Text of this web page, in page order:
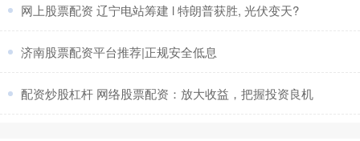
​网上股票配资 辽宁电站筹建 l 特朗普获胜, 光伏变天?
​济南股票配资平台推荐|正规安全低息
​配资炒股杠杆 网络股票配资：放大收益，把握投资良机